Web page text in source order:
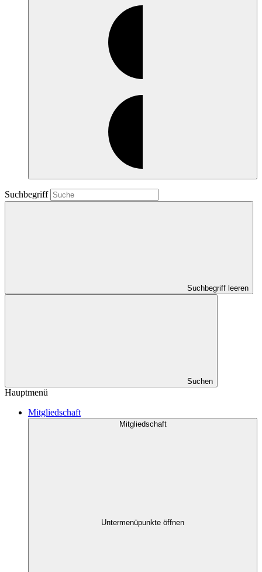
Suchbegriff
Suchbegriff leeren
Suchen
Hauptmenü
Mitgliedschaft
Mitgliedschaft
Untermenüpunkte öffnen